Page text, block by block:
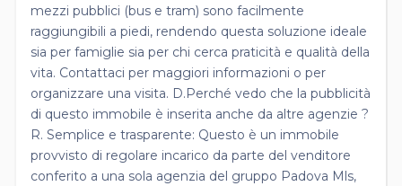
mezzi pubblici (bus e tram) sono facilmente
raggiungibili a piedi, rendendo questa soluzione ideale
sia per famiglie sia per chi cerca praticità e qualità della
vita. Contattaci per maggiori informazioni o per
organizzare una visita. D.Perché vedo che la pubblicità
di questo immobile è inserita anche da altre agenzie ?
R. Semplice e trasparente: Questo è un immobile
provvisto di regolare incarico da parte del venditore
conferito a una sola agenzia del gruppo Padova Mls,